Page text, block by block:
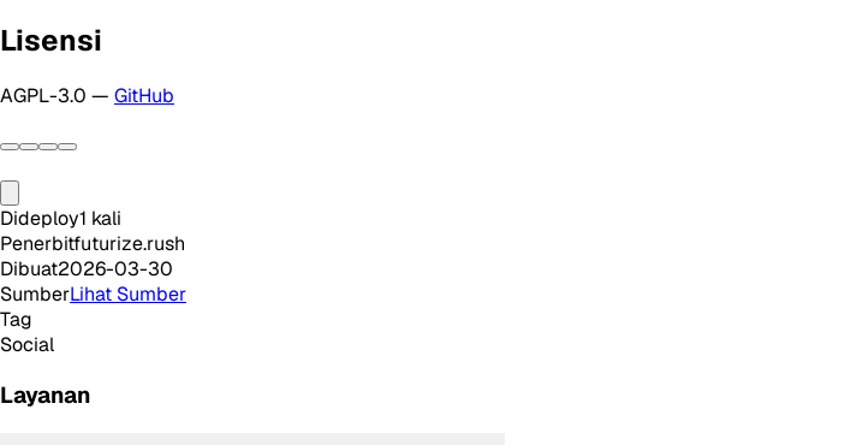
Lisensi
AGPL-3.0 — GitHub
Dideploy1 kali
Penerbitfuturize.rush
Dibuat2026-03-30
SumberLihat Sumber
Tag
Social
Layanan